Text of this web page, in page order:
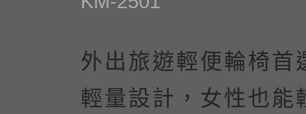
外出旅遊輕便輪椅首
輕量設計，女性也能